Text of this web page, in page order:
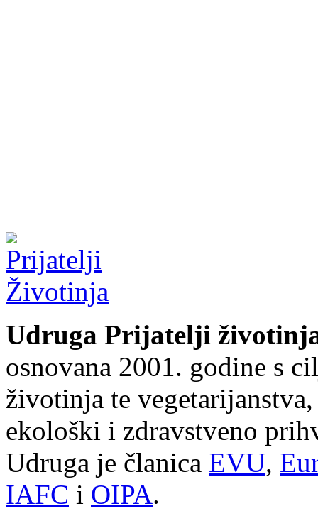
Udruga Prijatelji
osnovana 2001. godine s
životinja te
ekološki i zdravstveno
Udruga je članica EVU,
IAFC i OIPA.